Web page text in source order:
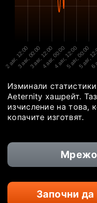
2 авг, 12:00
3 авг, 00:003 авг, 12:004 авг, 00:004 авг, 12:005 авг, 00:00
5 авг,6
Изминали
Aeternity хашрейт.
изчисление на това,
копачите изготвят.
Започни